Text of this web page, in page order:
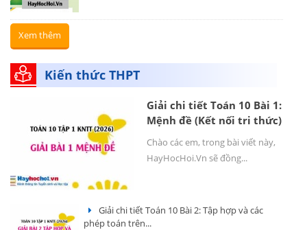
Xem thêm
Kiến thức THPT
Giải chi tiết Toán 10 Bài 1:
Mệnh đề (Kết nối tri thức)
Chào các em, trong bài viết này,
HayHocHoi.Vn sẽ đồng...
Giải chi tiết Toán 10 Bài 2: Tập hợp và các
phép toán trên...